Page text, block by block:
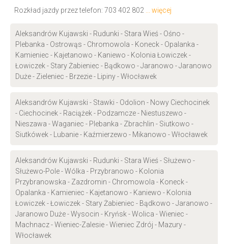
Rozkład jazdy przez telefon: 703 402 802 ... więcej
Aleksandrów Kujawski - Rudunki - Stara Wieś - Ośno -
Plebanka - Ostrowąs - Chromowola - Koneck - Opalanka -
Kamieniec - Kajetanowo - Kaniewo - Kolonia Łowiczek -
Łowiczek - Stary Żabieniec - Bądkowo - Jaranowo - Jaranowo
Duże - Zieleniec - Brzezie - Lipiny - Włocławek
Aleksandrów Kujawski - Stawki - Odolion - Nowy Ciechocinek
- Ciechocinek - Raciążek - Podzamcze - Niestuszewo -
Nieszawa - Waganiec - Plebanka - Zbrachlin - Siutkowo -
Siutkówek - Lubanie - Kaźmierzewo - Mikanowo - Włocławek
Aleksandrów Kujawski - Rudunki - Stara Wieś - Służewo -
Służewo-Pole - Wólka - Przybranowo - Kolonia
Przybranowska - Zazdromin - Chromowola - Koneck -
Opalanka - Kamieniec - Kajetanowo - Kaniewo - Kolonia
Łowiczek - Łowiczek - Stary Żabieniec - Bądkowo - Jaranowo -
Jaranowo Duże - Wysocin - Kryńsk - Wolica - Wieniec -
Machnacz - Wieniec-Zalesie - Wieniec Zdrój - Mazury -
Włocławek